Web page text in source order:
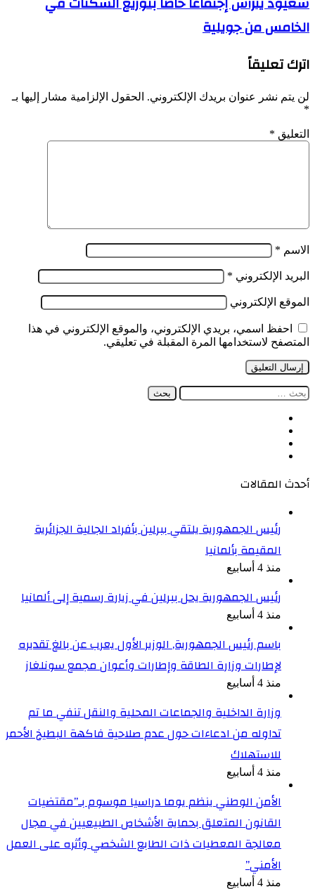
مجال
الجنائي
ضباط
من
الفلسطينية
يترأس
إجتماعا
السكنات
الخامس
من
الخامس من جويلية
اترك تعليقاً
لن يتم نشر عنوان بريدك الإلكتروني. الحقول الإلزامية مشار إليها بـ
*
التعليق *
الاسم *
البريد الإلكتروني *
الموقع الإلكتروني
احفظ اسمي، بريدي الإلكتروني، والموقع الإلكتروني في هذا
المتصفح لاستخدامها المرة المقبلة في تعليقي.
البحث
أحدث المقالات
رئيس الجمهورية يلتقي ببرلين بأفراد الجالية الجزائرية
المقيمة بألمانيا
منذ 4 أسابيع
رئيس الجمهورية يحل ببرلين في زيارة رسمية إلى ألمانيا
منذ 4 أسابيع
باسم رئيس الجمهورية, الوزير الأول يعرب عن بالغ تقديره
لإطارات وزارة الطاقة وإطارات وأعوان مجمع سونلغاز
منذ 4 أسابيع
وزارة الداخلية والجماعات المحلية والنقل تنفي ما تم
تداوله من ادعاءات حول عدم صلاحية فاكهة البطيخ الأحمر
للاستهلاك
منذ 4 أسابيع
الأمن الوطني ينظم يوما دراسيا موسوم بـ”مقتضيات
القانون المتعلق بحماية الأشخاص الطبيعيين في مجال
معالجة المعطيات ذات الطابع الشخصي وأثره على العمل
الأمني”
منذ 4 أسابيع